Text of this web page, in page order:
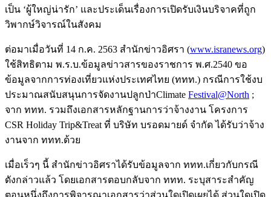
เป็น ‘ผู้ใหญ่น่ารัก’ และประเด็นเรื่องการเปิดรับเงินบริจาคที่ถูก
วิพากษ์วิจารณ์ในสังคม
ต่อมาเมื่อวันที่ 14 ก.ค. 2563 สำนักข่าวอิศรา (www.isranews.org)
ใช้สิทธิตาม พ.ร.บ.ข้อมูลข่าวสารของราชการ พ.ศ.2540 ขอ
ข้อมูลจากการท่องเที่ยวแห่งประเทศไทย (ททท.) กรณีการใช้งบ
ประมาณสนับสนุนการจัดงานปลูกป่าClimate Festival@North ;
จาก ททท. รวมถึงเอกสารหลักฐานการว่าจ้างงาน โครงการ
CSR Holiday Trip&Treat ที่ บริษัท บรอดมายด์ จำกัด ได้รับว่าจ้าง
งานจาก ททท.ด้วย
เมื่อเร็วๆ นี้ สำนักข่าวอิศราได้รับข้อมูลจาก ททท.เกี่ยวกับกรณี
ดังกล่าวแล้ว โดยเอกสารตอบกลับจาก ททท. ระบุสาระสำคัญ
ตอนหนึ่งถึงการพิจารณาเอกสารว่าส่วนใดเปิดเผยได้ ส่วนใดเปิด